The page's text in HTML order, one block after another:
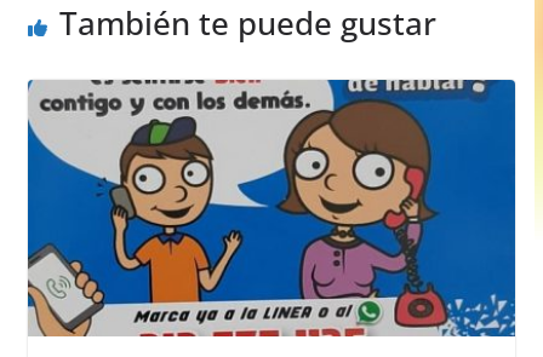
También te puede gustar